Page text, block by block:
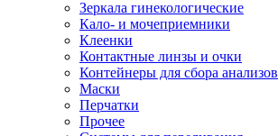
Зеркала гинекологические
Кало- и мочеприемники
Клеенки
Контактные линзы и очки
Контейнеры для сбора анализов
Маски
Перчатки
Прочее